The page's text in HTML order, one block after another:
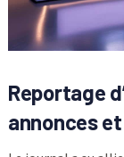
Reportage
annonces